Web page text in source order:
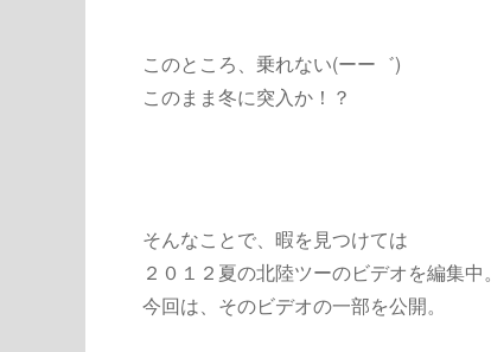
このところ、乗れない(ーー゛)
このまま冬に突入か！？
そんなことで、暇を見つけては
２０１２夏の北陸ツーのビデオを編集中。
今回は、そのビデオの一部を公開。